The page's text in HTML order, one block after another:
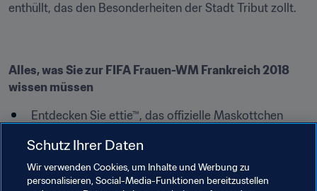
enthüllt, das den Besonderheiten der Stadt Tribut zollt.
Alles, was Sie zur FIFA Frauen-WM Frankreich 2018
wissen müssen
Entdecken Sie ettie™, das offizielle Maskottchen
Bereits qualifizierte Mannsch**aften:**
Schutz Ihrer Daten
Wir verwenden Cookies, um Inhalte und Werbung zu
personalisieren, Social-Media-Funktionen bereitzustellen